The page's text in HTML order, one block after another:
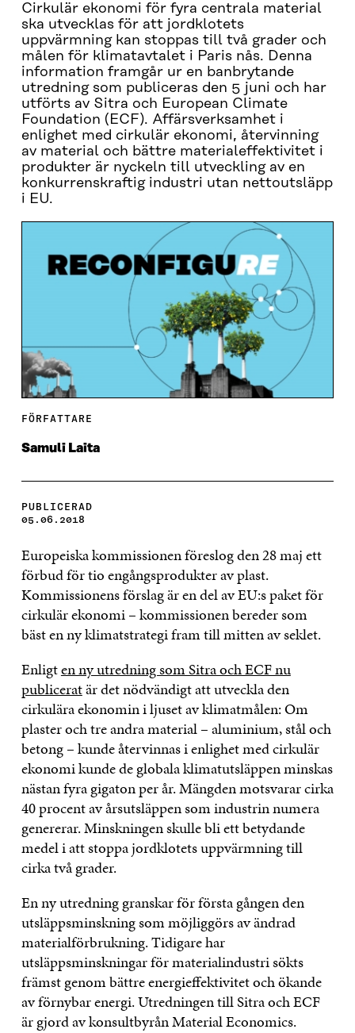
Cirkulär ekonomi för fyra centrala material
ska utvecklas för att jordklotets
uppvärmning kan stoppas till två grader och
målen för klimatavtalet i Paris nås. Denna
information framgår ur en banbrytande
utredning som publiceras den 5 juni och har
utförts av Sitra och European Climate
Foundation (ECF). Affärsverksamhet i
enlighet med cirkulär ekonomi, återvinning
av material och bättre materialeffektivitet i
produkter är nyckeln till utveckling av en
konkurrenskraftig industri utan nettoutsläpp
i EU.
FÖRFATTARE
Samuli Laita
PUBLICERAD
05.06.2018
Europeiska kommissionen föreslog den 28 maj ett
förbud för tio engångsprodukter av plast.
Kommissionens förslag är en del av EU:s paket för
cirkulär ekonomi – kommissionen bereder som
bäst en ny klimatstrategi fram till mitten av seklet.
Enligten ny utredning som Sitra och ECF nu
publiceratär det nödvändigt att utveckla den
cirkulära ekonomin i ljuset av klimatmålen: Om
plaster och tre andra material – aluminium, stål och
betong – kunde återvinnas i enlighet med cirkulär
ekonomi kunde de globala klimatutsläppen minskas
nästan fyra gigaton per år. Mängden motsvarar cirka
40 procent av årsutsläppen som industrin numera
genererar. Minskningen skulle bli ett betydande
medel i att stoppa jordklotets uppvärmning till
cirka två grader.
En ny utredning granskar för första gången den
utsläppsminskning som möjliggörs av ändrad
materialförbrukning. Tidigare har
utsläppsminskningar för materialindustri sökts
främst genom bättre energieffektivitet och ökande
av förnybar energi. Utredningen till Sitra och ECF
är gjord av konsultbyrån Material Economics.